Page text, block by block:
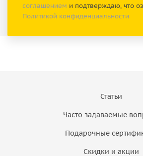
соглашением и подтверждаю, что
Политикой конфиденциальности
Статьи
Часто задаваемые
Подарочные
Скидки и акции